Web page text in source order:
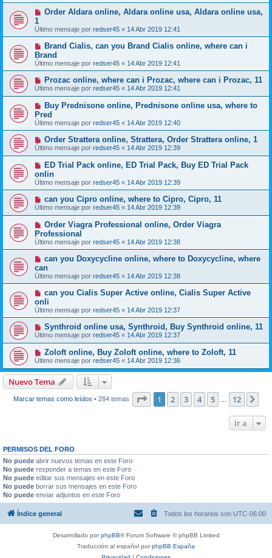
Order Aldara online, Aldara online usa, Aldara online usa,
1
Último mensaje por redser45 « 14 Abr 2019 12:41
Brand Cialis, can you Brand Cialis online, where can i
Brand
Último mensaje por redser45 « 14 Abr 2019 12:41
Prozac online, where can i Prozac, where can i Prozac, 11
Último mensaje por redser45 « 14 Abr 2019 12:41
Buy Prednisone online, Prednisone online usa, where to
Pred
Último mensaje por redser45 « 14 Abr 2019 12:40
Order Strattera online, Strattera, Order Strattera online, 1
Último mensaje por redser45 « 14 Abr 2019 12:39
ED Trial Pack online, ED Trial Pack, Buy ED Trial Pack
onlin
Último mensaje por redser45 « 14 Abr 2019 12:39
can you Cipro online, where to Cipro, Cipro, 11
Último mensaje por redser45 « 14 Abr 2019 12:39
Order Viagra Professional online, Order Viagra
Professional
Último mensaje por redser45 « 14 Abr 2019 12:38
can you Doxycycline online, where to Doxycycline, where
can
Último mensaje por redser45 « 14 Abr 2019 12:38
can you Cialis Super Active online, Cialis Super Active
onli
Último mensaje por redser45 « 14 Abr 2019 12:37
Synthroid online usa, Synthroid, Buy Synthroid online, 11
Último mensaje por redser45 « 14 Abr 2019 12:37
Zoloft online, Buy Zoloft online, where to Zoloft, 11
Último mensaje por redser45 « 14 Abr 2019 12:36
Nuevo Tema
Marcar temas como leídos • 284 temas Página de 12
1 2 3 4 5 12
Ir a
PERMISOS DEL FORO
No puede abrir nuevos temas en este Foro
No puede responder a temas en este Foro
No puede editar sus mensajes en este Foro
No puede borrar sus mensajes en este Foro
No puede enviar adjuntos en este Foro
Índice general Todos los horarios son UTC-06:00
Desarrollado porphpBB® Forum Software © phpBB Limited
Traducción al español porphpBB España